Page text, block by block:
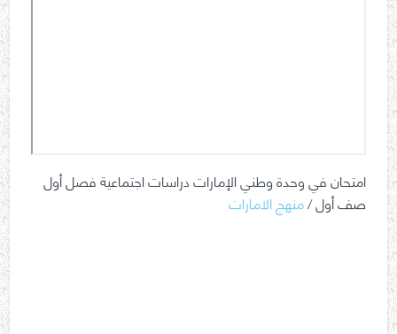
امتحان في وحدة وطني الإمارات دراسات اجتماعية فصل أول
صف أول /منهج الامارات